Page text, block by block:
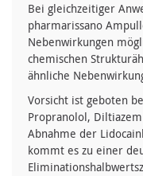
Bei gleichzeitiger
pharmarissano
Nebenwirkungen
chemischen
ähnliche
Vorsicht ist geboten
Propranolol,
Abnahme der
kommt es zu einer